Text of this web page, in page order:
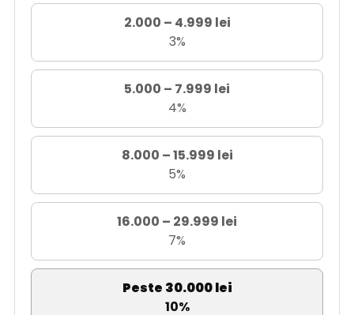
2.000 – 4.999 lei
3%
5.000 – 7.999 lei
4%
8.000 – 15.999 lei
5%
16.000 – 29.999 lei
7%
Peste 30.000 lei
10%